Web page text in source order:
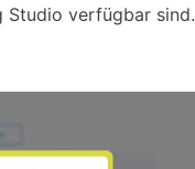
Studio verfügbar sind.